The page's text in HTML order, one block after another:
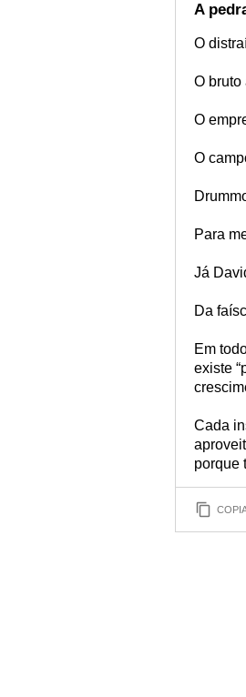
A
O
O bruto
O
O
Para
Já
Da
Em
existe
Cada
porque